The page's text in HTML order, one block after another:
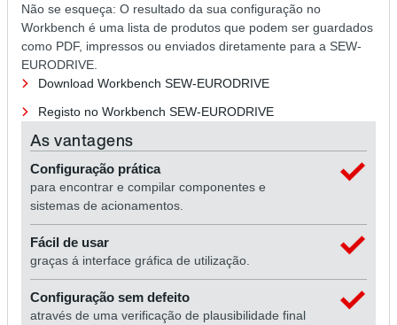
Não se esqueça: O resultado da sua configuração no
Workbench é uma lista de produtos que podem ser guardados
como PDF, impressos ou enviados diretamente para a SEW-
EURODRIVE.
Download Workbench SEW-EURODRIVE
Registo no Workbench SEW-EURODRIVE
As vantagens
Configuração prática
para encontrar e compilar componentes e
sistemas de acionamentos.
Fácil de usar
graças á interface gráfica de utilização.
Configuração sem defeito
através de uma verificação de plausibilidade final